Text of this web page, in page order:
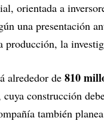
orientada a
una presentación
producción, la
alrededor de 810
construcción
también